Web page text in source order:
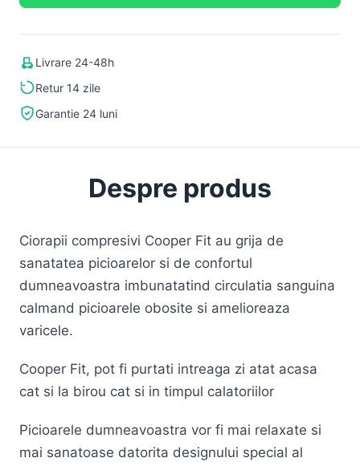
Livrare 24-48h
Retur 14 zile
Garantie 24 luni
Despre produs
Ciorapii compresivi Cooper Fit au grija de
sanatatea picioarelor si de confortul
dumneavoastra imbunatatind circulatia sanguina
calmand picioarele obosite si amelioreaza
varicele.
Cooper Fit, pot fi purtati intreaga zi atat acasa
cat si la birou cat si in timpul calatoriilor
Picioarele dumneavoastra vor fi mai relaxate si
mai sanatoase datorita designului special al